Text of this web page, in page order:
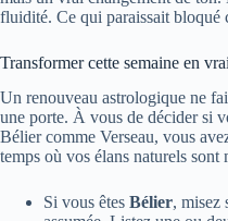
fluidité. Ce qui paraissait bloqué
Transformer cette semaine en
Un renouveau astrologique ne
une porte. À vous de décider si
Bélier comme Verseau, vous
temps où vos élans naturels
Si vous êtes Bélier, misez